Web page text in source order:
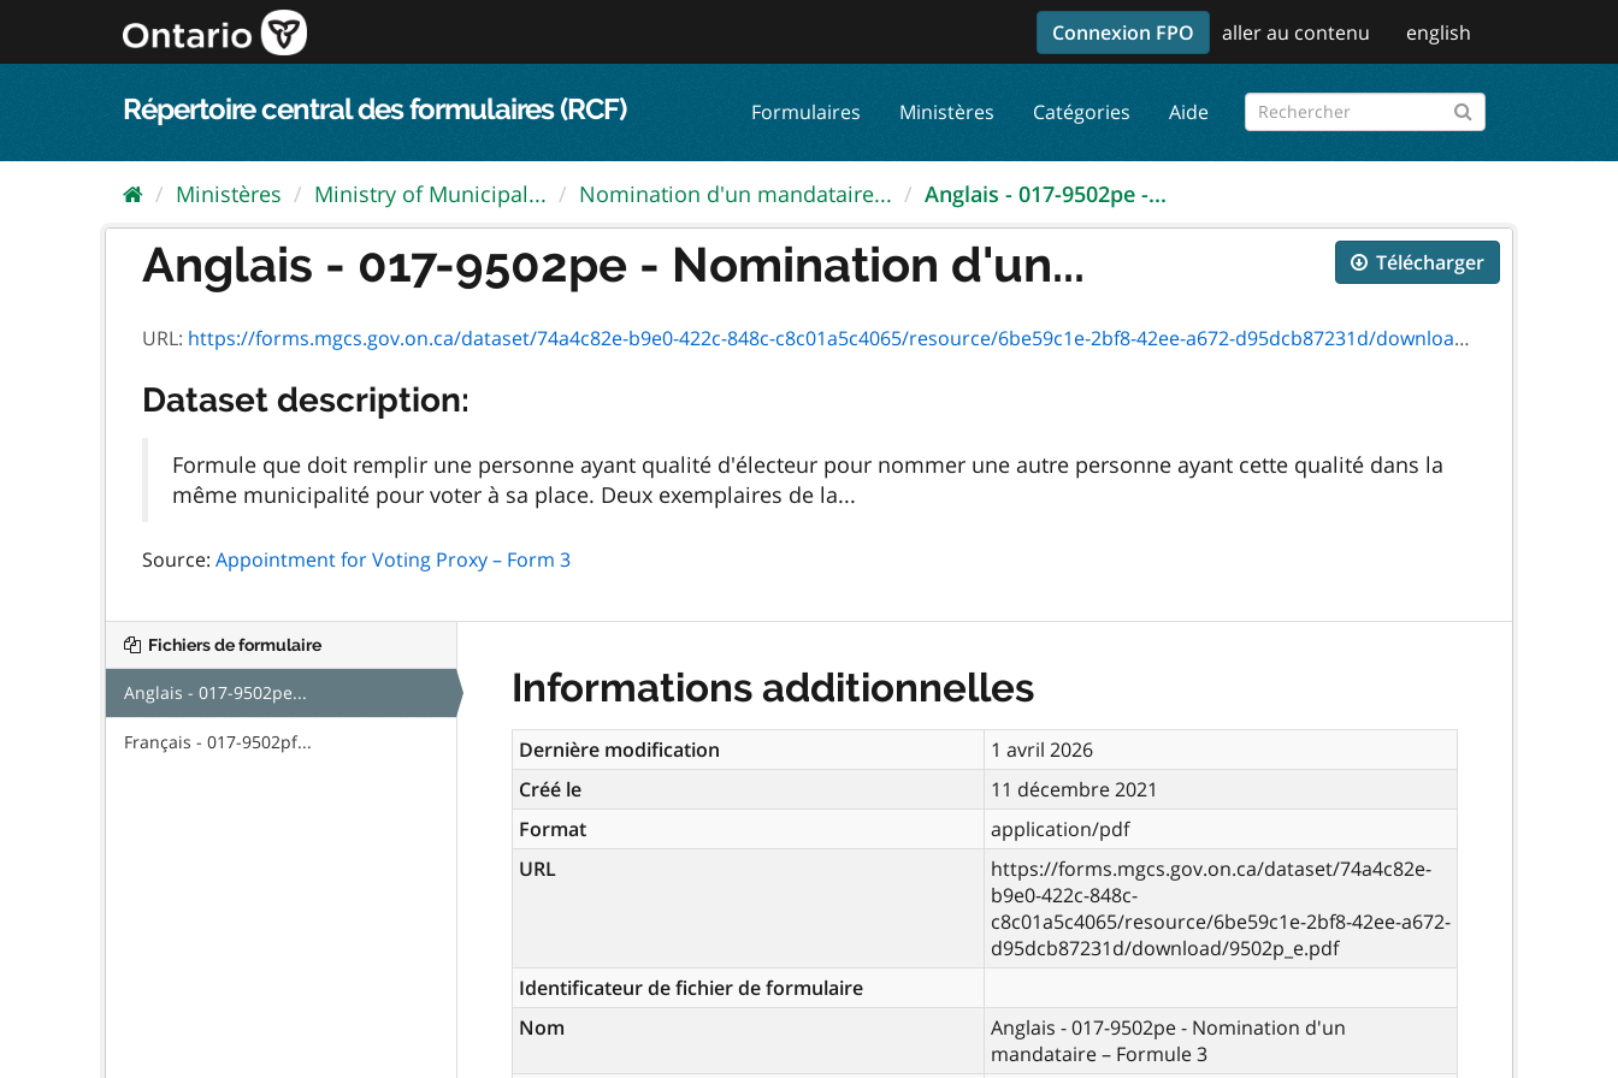
au
Connexion FPO aller au contenu english
Répertoire central des formulaires (RCF) Formulaires Ministères Catégories Aide
Ministères Ministry of Municipal... Nomination d'un mandataire... Anglais - 017-9502pe -...
Télécharger
Anglais - 017-9502pe - Nomination d'un...
URL: https://forms.mgcs.gov.on.ca/dataset/74a4c82e-b9e0-422c-848c-c8c01a5c4065/resource/6be59c1e-2bf8-42ee-a672-d95dcb87231d/download/9502p_e.pdf
Dataset description:
Formule que doit remplir une personne ayant qualité d'électeur pour nommer une autre personne ayant cette qualité dans la
même municipalité pour voter à sa place. Deux exemplaires de la...
Source: Appointment for Voting Proxy – Form 3
Fichiers de formulaire
Anglais - 017-9502pe...
Français - 017-9502pf...
Informations additionnelles
Dernière modification
1 avril 2026
Créé le
11 décembre 2021
Format
application/pdf
URL
https://forms.mgcs.gov.on.ca/dataset/74a4c82e-
b9e0-422c-848c-
c8c01a5c4065/resource/6be59c1e-2bf8-42ee-a672-
d95dcb87231d/download/9502p_e.pdf
Identificateur de fichier de formulaire
Nom
Anglais - 017-9502pe - Nomination d'un
mandataire – Formule 3